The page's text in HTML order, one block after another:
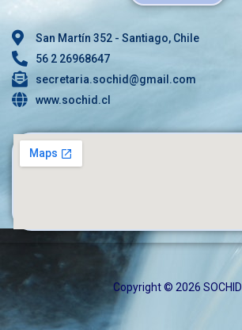
San Martín 352 - Santiago, Chile
56 2 26968647
secretaria.sochid@gmail.com
www.sochid.cl
Copyright © 2026 SOCHID